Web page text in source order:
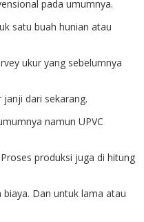
pada umumnya.
satu buah hunian atau
ukur yang sebelumnya
dari sekarang.
namun UPVC
produksi juga di hitung
Dan untuk lama atau